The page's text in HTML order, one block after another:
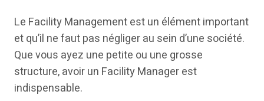
Le Facility Management est un élément important
et qu’il ne faut pas négliger au sein d’une société.
Que vous ayez une petite ou une grosse
structure, avoir un Facility Manager est
indispensable.